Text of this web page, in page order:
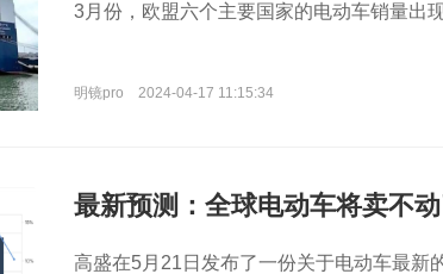
3月份，欧盟六个主要国家的电动车销量出
明镜pro 2024-04-17 11:15:34
最新预测：全球电动车将卖不
高盛在5月21日发布了一份关于电动车最新